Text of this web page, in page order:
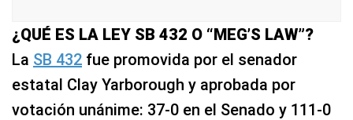
¿QUÉ ES LA LEY SB 432 O “MEG’S LAW”?
La SB 432 fue promovida por el senador
estatal Clay Yarborough y aprobada por
votación unánime: 37-0 en el Senado y 111-0